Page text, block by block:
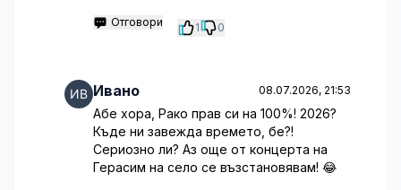
Отговори 1 0
Ивано 08.07.2026, 21:53
Абе хора, Рако прав си на 100%! 2026?
Къде ни завежда времето, бе?!
Сериозно ли? Аз още от концерта на
Герасим на село се възстановявам! 😂